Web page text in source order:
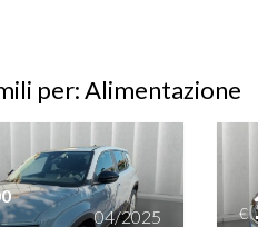
per: Alimentazione
04/2025 €